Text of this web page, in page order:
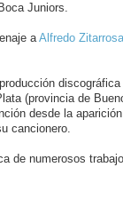
Juniors.
aAlfredo Zitarrosa
(provincia de
desde la
cancionero.
de numerosos